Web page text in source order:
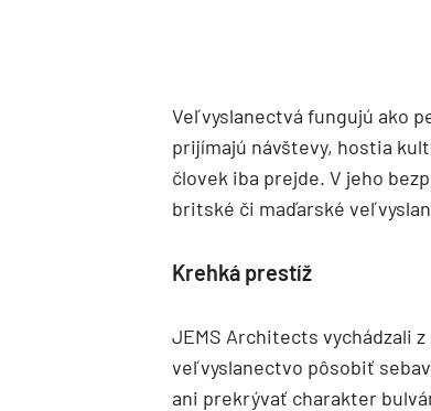
Veľvyslanectvá fungujú ako
prijímajú návštevy, hostia
človek iba prejde. V jeho
britské či maďarské
Krehká prestíž
JEMS Architects vychádzali
veľvyslanectvo pôsobiť
ani prekrývať charakter